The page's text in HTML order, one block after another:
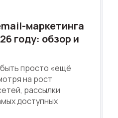
маркетинга
году: обзор и
просто «ещё
на рост
рассылки
доступных